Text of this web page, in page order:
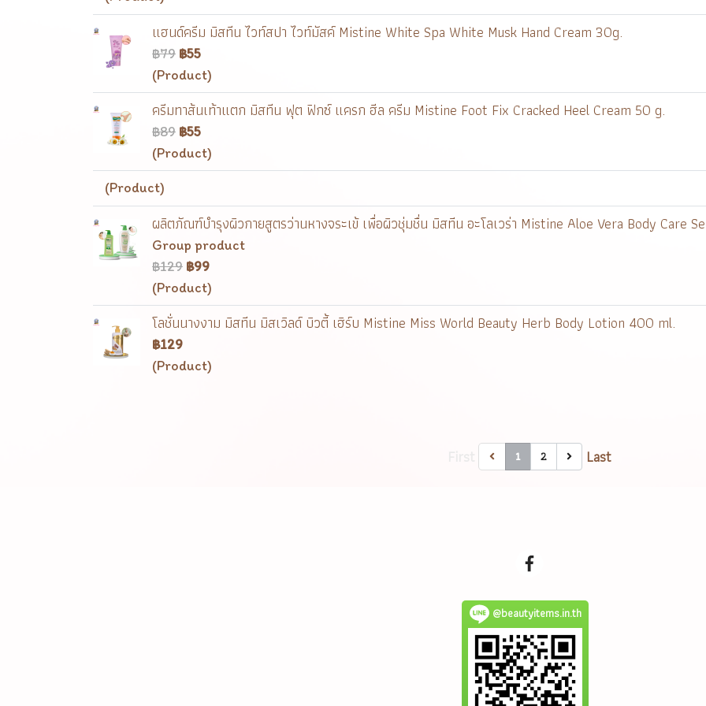
แฮนด์ครีม มิสทีน ไวท์สปา ไวท์มัสค์ Mistine White Spa White Musk Hand Cream 30g.
฿79 ฿55
(Product)
ครีมทาส้นเท้าแตก มิสทีน ฟุต ฟิกซ์ แครก ฮีล ครีม Mistine Foot Fix Cracked Heel Cream 50 g.
฿89 ฿55
(Product)
(Product)
ผลิตภัณฑ์บำรุงผิวกายสูตรว่านหางจระเข้ เพื่อผิวชุ่มชื่น มิสทีน อะโลเวร่า Mistine Aloe Vera Body Care
Group product
฿129 ฿99
(Product)
โลชั่นนางงาม มิสทีน มิสเวิลด์ บิวตี้ เฮิร์บ Mistine Miss World Beauty Herb Body Lotion 400 ml.
฿129
(Product)
1 2 Last
@beautyitems.in.th